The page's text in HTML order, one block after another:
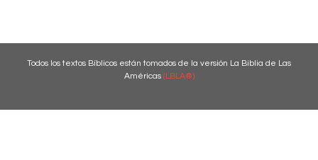
Todos los textos Bíblicos están tomados de la versión La Biblia de Las
Américas (LBLA®)